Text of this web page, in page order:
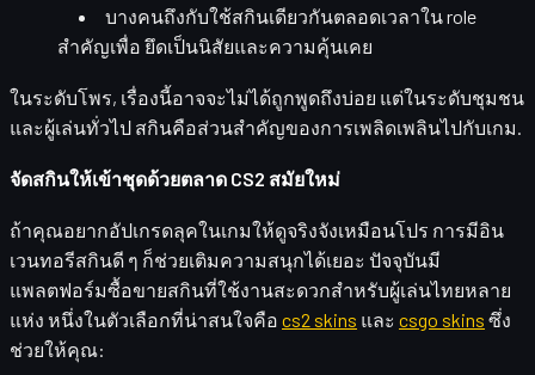
บางคนถึงกับใช้สกินเดียวกันตลอดเวลาใน role
สำคัญเพื่อ ยึดเป็นนิสัยและความคุ้นเคย
ในระดับโพร, เรื่องนี้อาจจะไม่ได้ถูกพูดถึงบ่อย แต่ในระดับชุมชน
และผู้เล่นทั่วไป สกินคือส่วนสำคัญของการเพลิดเพลินไปกับเกม.
จัดสกินให้เข้าชุดด้วยตลาด CS2 สมัยใหม่
ถ้าคุณอยากอัปเกรดลุคในเกมให้ดูจริงจังเหมือนโปร การมีอิน
เวนทอรีสกินดี ๆ ก็ช่วยเติมความสนุกได้เยอะ ปัจจุบันมี
แพลตฟอร์มซื้อขายสกินที่ใช้งานสะดวกสำหรับผู้เล่นไทยหลาย
แห่ง หนึ่งในตัวเลือกที่น่าสนใจคือ cs2 skins และ csgo skins ซึ่ง
ช่วยให้คุณ: